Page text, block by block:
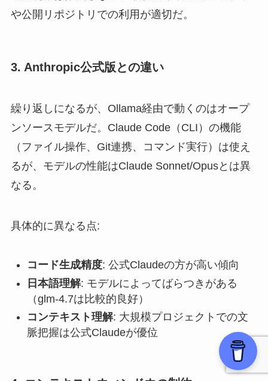
や公開リポジトリでの利用が適切だ。
3. Anthropic公式版との違い
繰り返しになるが、Ollama経由で動くのはオープ
ンソースモデルだ。Claude Code（CLI）の機能
（ファイル操作、Git連携、コマンド実行）は使え
るが、モデルの性能はClaude Sonnet/Opusとは異
なる。
具体的に異なる点:
コード生成精度: 公式Claudeの方が高い傾向
日本語理解: モデルによってばらつきがある
（glm-4.7は比較的良好）
コンテキスト理解: 大規模プロジェクトでの文
脈把握は公式Claudeが優位